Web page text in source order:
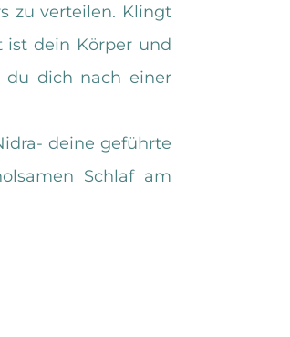
zu verteilen. Klingt
ist dein Körper und
du dich nach einer
deine geführte
Schlaf am